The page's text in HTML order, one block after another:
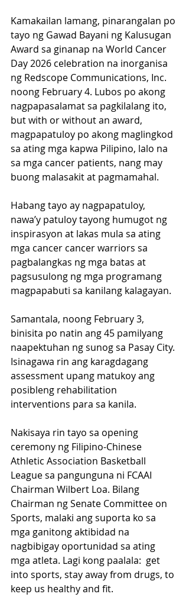
Kamakailan lamang, pinarangalan po
tayo ng Gawad Bayani ng Kalusugan
Award sa ginanap na World Cancer
Day 2026 celebration na inorganisa
ng Redscope Communications, Inc.
noong February 4. Lubos po akong
nagpapasalamat sa pagkilalang ito,
but with or without an award,
magpapatuloy po akong maglingkod
sa ating mga kapwa Pilipino, lalo na
sa mga cancer patients, nang may
buong malasakit at pagmamahal.
Habang tayo ay nagpapatuloy,
nawa’y patuloy tayong humugot ng
inspirasyon at lakas mula sa ating
mga cancer cancer warriors sa
pagbalangkas ng mga batas at
pagsusulong ng mga programang
magpapabuti sa kanilang kalagayan.
Samantala, noong February 3,
binisita po natin ang 45 pamilyang
naapektuhan ng sunog sa Pasay City.
Isinagawa rin ang karagdagang
assessment upang matukoy ang
posibleng rehabilitation
interventions para sa kanila.
Nakisaya rin tayo sa opening
ceremony ng Filipino-Chinese
Athletic Association Basketball
League sa pangunguna ni FCAAI
Chairman Wilbert Loa. Bilang
Chairman ng Senate Committee on
Sports, malaki ang suporta ko sa
mga ganitong aktibidad na
nagbibigay oportunidad sa ating
mga atleta. Lagi kong paalala:  get
into sports, stay away from drugs, to
keep us healthy and fit.